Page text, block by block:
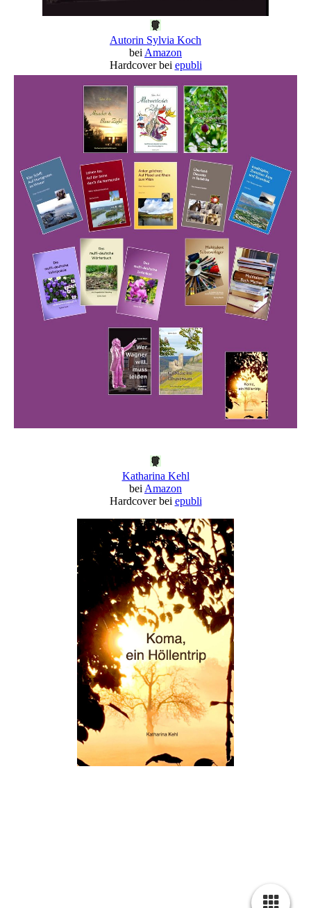
Autorin Sylvia Koch
bei Amazon
Hardcover bei epubli
Katharina Kehl
bei Amazon
Hardcover bei epubli